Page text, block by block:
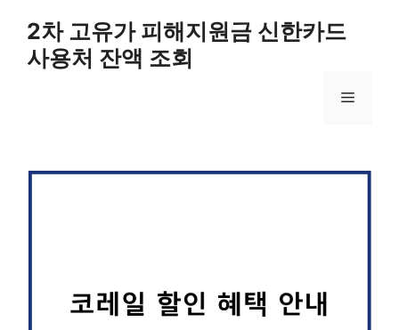
2차 고유가 피해지원금 신한카드
사용처 잔액 조회
메